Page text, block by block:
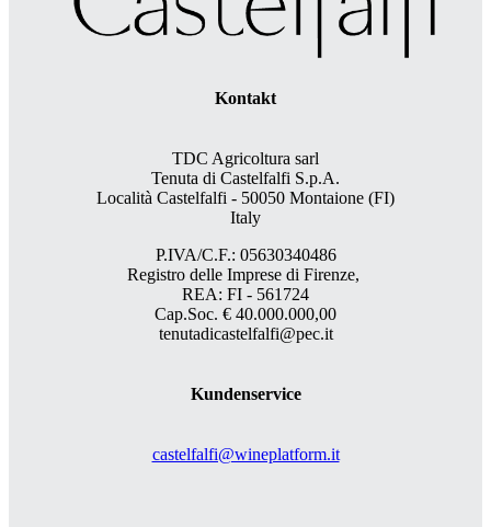
Kontakt
TDC Agricoltura sarl
Tenuta di Castelfalfi S.p.A.
Località Castelfalfi - 50050 Montaione (FI)
Italy
P.IVA/C.F.: 05630340486
Registro delle Imprese di Firenze,
REA: FI - 561724
Cap.Soc. € 40.000.000,00
tenutadicastelfalfi@pec.it
Kundenservice
castelfalfi@wineplatform.it